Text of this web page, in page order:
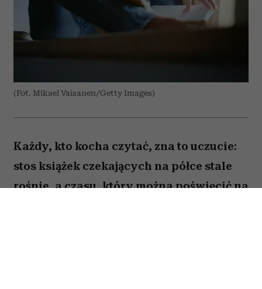
(Fot. Mikael Vaisanen/Getty Images)
Każdy, kto kocha czytać, zna to uczucie:
stos książek czekających na półce stale
rośnie, a czasu, który można poświęcić na